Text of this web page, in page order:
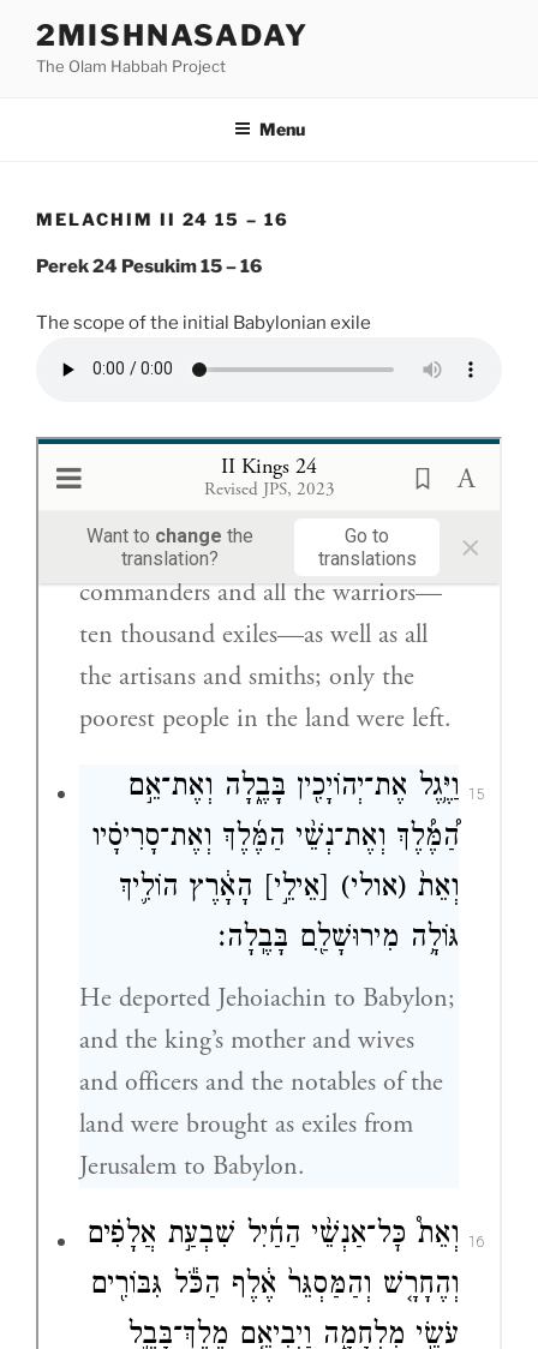
content
2MISHNASADAY
The Olam Habbah Project
Menu
MELACHIM II 24 15 – 16
Perek 24 Pesukim 15 – 16
The scope of the initial Babylonian exile